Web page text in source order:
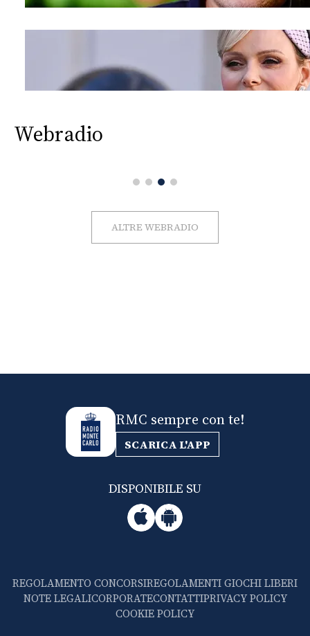
Webradio
ALTRE WEBRADIO
RMC sempre con te!
SCARICA L'APP
DISPONIBILE SU
REGOLAMENTO CONCORSIREGOLAMENTI GIOCHI LIBERI
NOTE LEGALICORPORATECONTATTIPRIVACY POLICY
COOKIE POLICY